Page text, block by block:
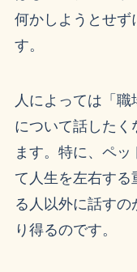
何かしようとせず
す。
人によっては「
について話したく
ます。特に、ペ
て人生を左右する
る人以外に話す
り得るのです。